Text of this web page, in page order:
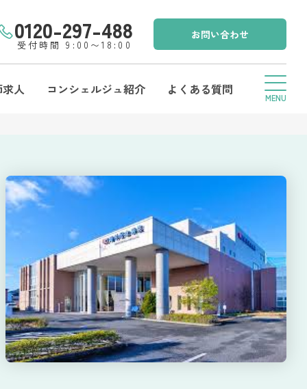
0120-297-488
受付時間 9:00〜18:00
お問い合わせ
人 コンシェルジュ紹介 よくある質問